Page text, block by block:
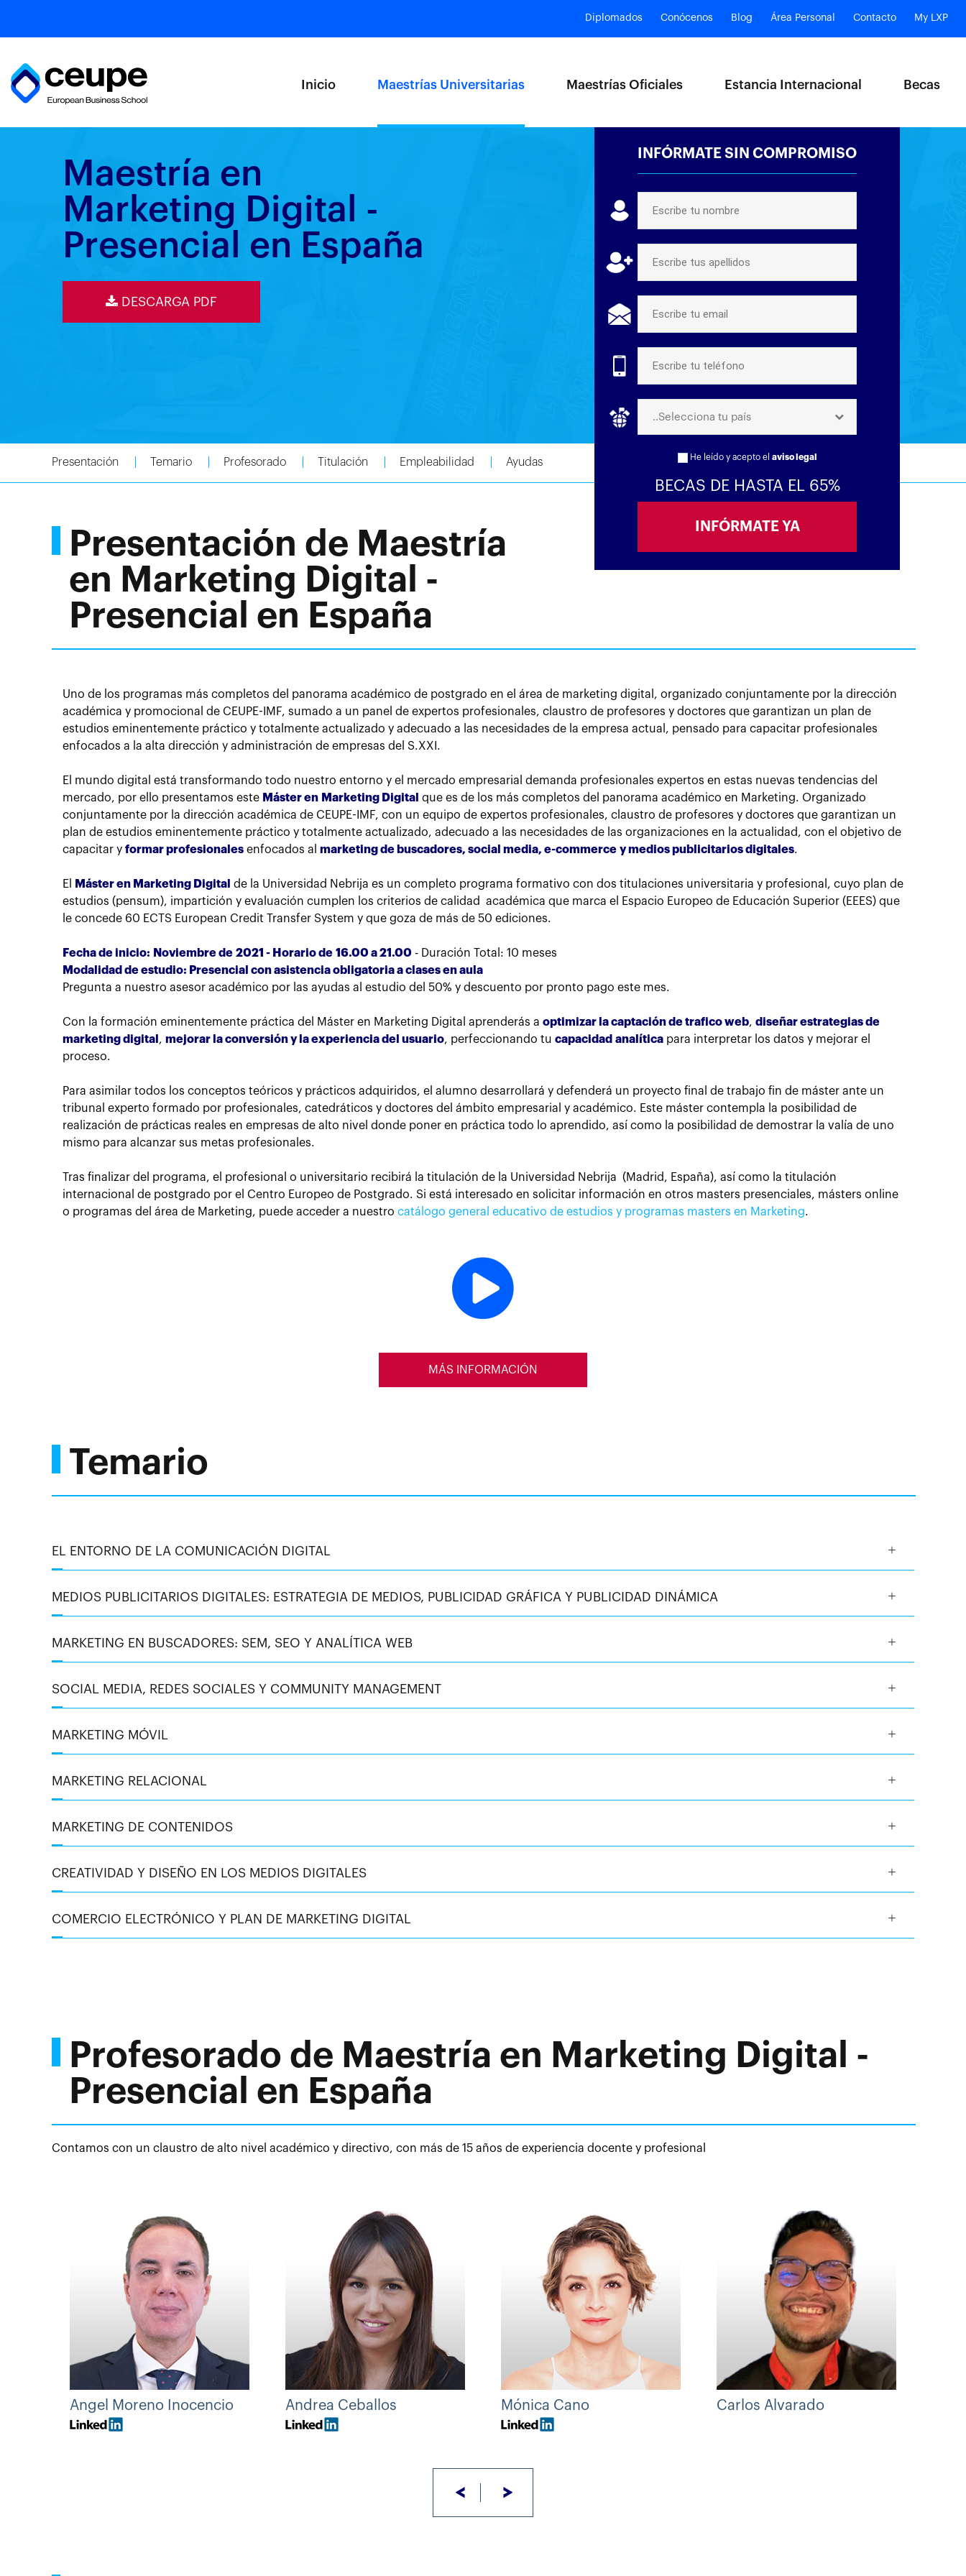
Diplomados Conócenos Blog Área Personal Contacto My LXP
Inicio Maestrías Universitarias Maestrías Oficiales Estancia Internacional Becas
Maestría en
Marketing Digital -
Presencial en España
DESCARGA PDF
INFÓRMATE SIN COMPROMISO
..Selecciona tu país
He leído y acepto el aviso legal
BECAS DE HASTA EL 65%
Presentación Temario Profesorado Titulación Empleabilidad Ayudas
Presentación de Maestría
en Marketing Digital -
Presencial en España
Uno de los programas más completos del panorama académico de postgrado en el área de marketing digital, organizado conjuntamente por la dirección
académica y promocional de CEUPE-IMF, sumado a un panel de expertos profesionales, claustro de profesores y doctores que garantizan un plan de
estudios eminentemente práctico y totalmente actualizado y adecuado a las necesidades de la empresa actual, pensado para capacitar profesionales
enfocados a la alta dirección y administración de empresas del S.XXI.
El mundo digital está transformando todo nuestro entorno y el mercado empresarial demanda profesionales expertos en estas nuevas tendencias del
mercado, por ello presentamos este Máster en Marketing Digital que es de los más completos del panorama académico en Marketing. Organizado
conjuntamente por la dirección académica de CEUPE-IMF, con un equipo de expertos profesionales, claustro de profesores y doctores que garantizan un
plan de estudios eminentemente práctico y totalmente actualizado, adecuado a las necesidades de las organizaciones en la actualidad, con el objetivo de
capacitar y formar profesionales enfocados al marketing de buscadores, social media, e-commerce y medios publicitarios digitales.
El Máster en Marketing Digital de la Universidad Nebrija es un completo programa formativo con dos titulaciones universitaria y profesional, cuyo plan de
estudios (pensum), impartición y evaluación cumplen los criterios de calidad académica que marca el Espacio Europeo de Educación Superior (EEES) que
le concede 60 ECTS European Credit Transfer System y que goza de más de 50 ediciones.
Fecha de inicio: Noviembre de 2021 - Horario de 16.00 a 21.00 - Duración Total: 10 meses
Modalidad de estudio: Presencial con asistencia obligatoria a clases en aula
Pregunta a nuestro asesor académico por las ayudas al estudio del 50% y descuento por pronto pago este mes.
Con la formación eminentemente práctica del Máster en Marketing Digital aprenderás a optimizar la captación de trafico web, diseñar estrategias de
marketing digital , mejorar la conversión y la experiencia del usuario, perfeccionando tu capacidad analítica para interpretar los datos y mejorar el
proceso.
Para asimilar todos los conceptos teóricos y prácticos adquiridos, el alumno desarrollará y defenderá un proyecto final de trabajo fin de máster ante un
tribunal experto formado por profesionales, catedráticos y doctores del ámbito empresarial y académico. Este máster contempla la posibilidad de
realización de prácticas reales en empresas de alto nivel donde poner en práctica todo lo aprendido, así como la posibilidad de demostrar la valía de uno
mismo para alcanzar sus metas profesionales.
Tras finalizar del programa, el profesional o universitario recibirá la titulación de la Universidad Nebrija (Madrid, España), así como la titulación
internacional de postgrado por el Centro Europeo de Postgrado. Si está interesado en solicitar información en otros masters presenciales, másters online
o programas del área de Marketing, puede acceder a nuestro catálogo general educativo de estudios y programas masters en Marketing.
MÁS INFORMACIÓN
Temario
EL ENTORNO DE LA COMUNICACIÓN DIGITAL
MEDIOS PUBLICITARIOS DIGITALES: ESTRATEGIA DE MEDIOS, PUBLICIDAD GRÁFICA Y PUBLICIDAD DINÁMICA
MARKETING EN BUSCADORES: SEM, SEO Y ANALÍTICA WEB
SOCIAL MEDIA, REDES SOCIALES Y COMMUNITY MANAGEMENT
MARKETING MÓVIL
MARKETING RELACIONAL
MARKETING DE CONTENIDOS
CREATIVIDAD Y DISEÑO EN LOS MEDIOS DIGITALES
COMERCIO ELECTRÓNICO Y PLAN DE MARKETING DIGITAL
Profesorado de Maestría en Marketing Digital -
Presencial en España
Contamos con un claustro de alto nivel académico y directivo, con más de 15 años de experiencia docente y profesional
Angel Moreno Inocencio Andrea Ceballos Mónica Cano Carlos Alvarado
< >